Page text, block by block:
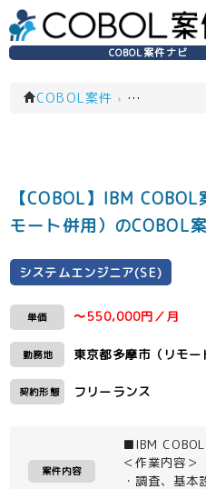
COBOL案件ナビ
COBOL案件 › システムエ
【COBOL】IBM
モート併用）のCOBOL
システムエンジニア(SE)
単価 〜550,000円／月
勤務地 東京都多摩市（リモー
契約形態 フリーランス
案件内容
■IBM
＜作業内容＞
・調査、基